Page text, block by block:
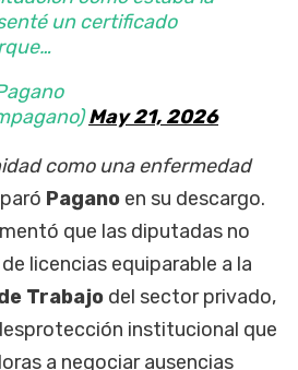
un certificado
May 21, 2026
como una enfermedad
Pagano en su descargo.
que las diputadas no
licencias equiparable a la
Trabajo del sector privado,
institucional que
a negociar ausencias